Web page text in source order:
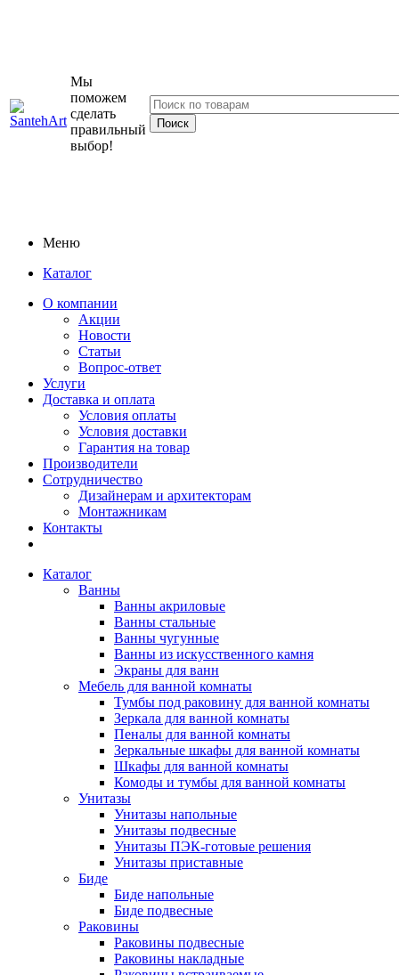
Мы
поможем
сделать
правильный
выбор!
Меню
Каталог
О компании
Акции
Новости
Статьи
Вопрос-ответ
Услуги
Доставка и оплата
Условия оплаты
Условия доставки
Гарантия на товар
Производители
Сотрудничество
Дизайнерам и архитекторам
Монтажникам
Контакты
Каталог
Ванны
Ванны акриловые
Ванны стальные
Ванны чугунные
Ванны из искусственного камня
Экраны для ванн
Мебель для ванной комнаты
Тумбы под раковину для ванной комнаты
Зеркала для ванной комнаты
Пеналы для ванной комнаты
Зеркальные шкафы для ванной комнаты
Шкафы для ванной комнаты
Комоды и тумбы для ванной комнаты
Унитазы
Унитазы напольные
Унитазы подвесные
Унитазы ПЭК-готовые решения
Унитазы приставные
Биде
Биде напольные
Биде подвесные
Раковины
Раковины подвесные
Раковины накладные